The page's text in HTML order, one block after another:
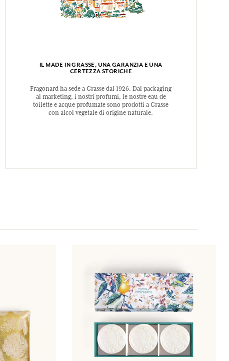
IL MADE IN GRASSE, UNA GARANZIA E UNA
CERTEZZA STORICHE
Fragonard ha sede a Grasse dal 1926. Dal packaging
al marketing, i nostri profumi, le nostre eau de
toilette e acque profumate sono prodotti a Grasse
con alcol vegetale di origine naturale.